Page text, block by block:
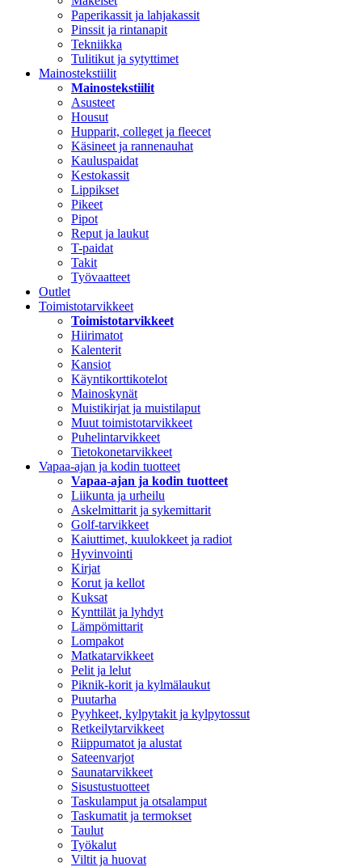
Paperikassit ja lahjakassit
Pinssit ja rintanapit
Tekniikka
Tulitikut ja sytyttimet
Mainostekstiilit
Mainostekstiilit
Asusteet
Housut
Hupparit, colleget ja fleecet
Käsineet ja rannenauhat
Kauluspaidat
Kestokassit
Lippikset
Pikeet
Pipot
Reput ja laukut
T-paidat
Takit
Työvaatteet
Outlet
Toimistotarvikkeet
Toimistotarvikkeet
Hiirimatot
Kalenterit
Kansiot
Käyntikorttikotelot
Mainoskynät
Muistikirjat ja muistilaput
Muut toimistotarvikkeet
Puhelintarvikkeet
Tietokonetarvikkeet
Vapaa-ajan ja kodin tuotteet
Vapaa-ajan ja kodin tuotteet
Liikunta ja urheilu
Askelmittarit ja sykemittarit
Golf-tarvikkeet
Kaiuttimet, kuulokkeet ja radiot
Hyvinvointi
Kirjat
Korut ja kellot
Kuksat
Kynttilät ja lyhdyt
Lämpömittarit
Lompakot
Matkatarvikkeet
Pelit ja lelut
Piknik-korit ja kylmälaukut
Puutarha
Pyyhkeet, kylpytakit ja kylpytossut
Retkeilytarvikkeet
Riippumatot ja alustat
Sateenvarjot
Saunatarvikkeet
Sisustustuotteet
Taskulamput ja otsalamput
Taskumatit ja termokset
Taulut
Työkalut
Viltit ja huovat